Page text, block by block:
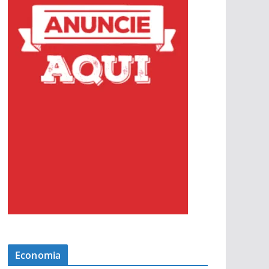
Economia